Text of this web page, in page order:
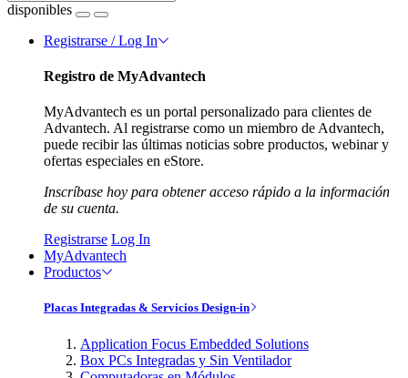
disponibles
Registrarse / Log In
Registro de MyAdvantech
MyAdvantech es un portal personalizado para clientes de
Advantech. Al registrarse como un miembro de Advantech,
puede recibir las últimas noticias sobre productos, webinar y
ofertas especiales en eStore.
Inscríbase hoy para obtener acceso rápido a la información
de su cuenta.
Registrarse Log In
MyAdvantech
Productos
Placas Integradas & Servicios Design-in
Application Focus Embedded Solutions
Box PCs Integradas y Sin Ventilador